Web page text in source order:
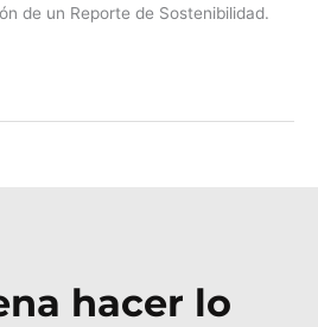
de un Reporte de Sostenibilidad.
hacer lo